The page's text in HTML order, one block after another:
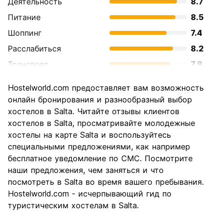
Питание
8.5
Шоппинг
7.4
Расслабиться
8.2
Транспорт
7.8
достопримечательностей
8.3
Культура
Ночная жизнь
7.6
Соотношение цены и
качества
Hostelworld.com предоставляет вам возможность
онлайн бронирования и разнообразный выбор
хостелов в Salta. Читайте отзывы клиентов
хостелов в Salta, просматривайте молодежные
хостелы на карте Salta и воспользуйтесь
специальными предложениями, как например
бесплатное уведомление по СМС. Посмотрите
наши предложения, чем заняться и что
посмотреть в Salta во время вашего пребывания.
Hostelworld.com - исчерпывающий гид по
туристическим хостелам в Salta.